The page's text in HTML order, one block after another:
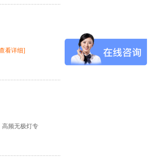
看详细]
高频无极灯专